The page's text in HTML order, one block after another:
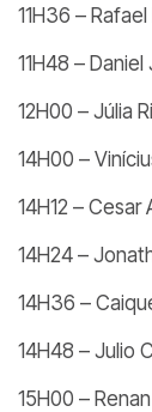
11H36 –
11H48 –
12H00 – Júlia
14H00 –
14H12 –
14H24 –
14H36 –
14H48 – Julio
15H00 –